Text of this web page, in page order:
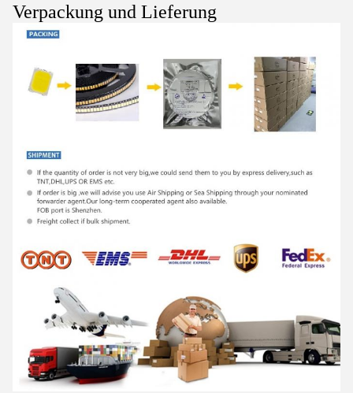
Verpackung und Lieferung